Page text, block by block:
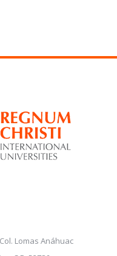
Lomas Anáhuac